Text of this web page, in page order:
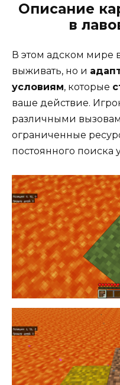
Описание
в
В этом адском мире
выживать, но и
условиям, которые
ваше действие.
различными
ограниченные
постоянного поиска